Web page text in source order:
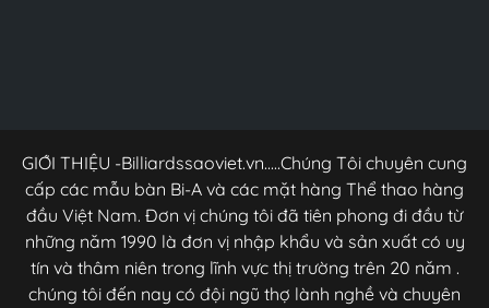
GIỚI THIỆU -Billiardssaoviet.vn.....Chúng Tôi chuyên cung
cấp các mẫu bàn Bi-A và các mặt hàng Thể thao hàng
đầu Việt Nam. Đơn vị chúng tôi đã tiên phong đi đầu từ
những năm 1990 là đơn vị nhập khẩu và sản xuất có uy
tín và thâm niên trong lĩnh vực thị trường trên 20 năm .
chúng tôi đến nay có đội ngũ thợ lành nghề và chuyên